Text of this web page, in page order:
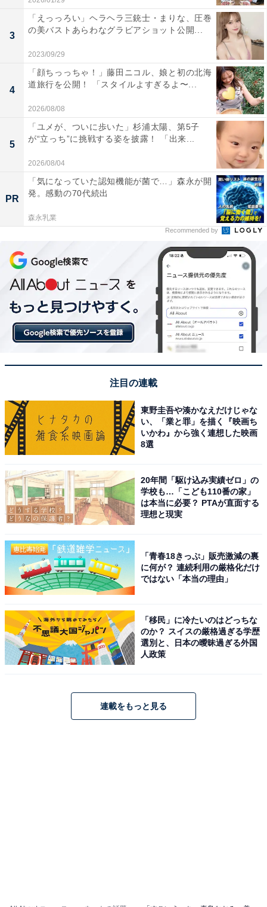
3
「えっっろい」ヘラヘラ三銃士・まりな、圧巻
の美バストあらわなグラビアショット公開...
2023/09/29
4
「顔ちっっちゃ！」藤田ニコル、娘と初の北海
道旅行を公開！ 「スタイルよすぎるよ〜...
2026/08/08
5
「ユメが、ついに歩いた」杉浦太陽、第5子
が“立っち”に挑戦する姿を披露！ 「出来...
2026/08/04
PR
「気になっていた認知機能が菌で…」森永が開
発。感動の70代続出
森永乳業
Recommended by
注目の連載
東野圭吾や湊かなえだけじゃな
い、「業と罪」を描く『映画ち
いかわ』から強く連想した映画
8選
20年間「駆け込み実績ゼロ」の
学校も…「こども110番の家」
は本当に必要？ PTAが直面する
理想と現実
「青春18きっぷ」販売激減の裏
に何が？ 連続利用の厳格化だけ
ではない「本当の理由」
「移民」に冷たいのはどっちな
のか？ スイスの厳格過ぎる学歴
選別と、日本の曖昧過ぎる外国
人政策
連載をもっと見る